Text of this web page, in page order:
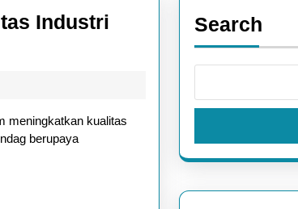
Industri
meningkatkan kualitas
berupaya
Search